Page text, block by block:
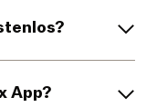
App?